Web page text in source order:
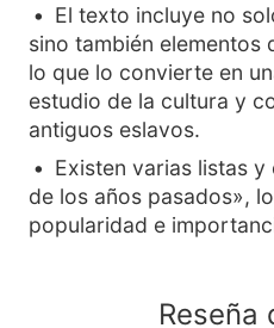
El texto incluye no
sino también
lo que lo convierte en
estudio de la cultura y
antiguos eslavos.
Existen varias listas
de los años pasados»,
popularidad e
Reseña